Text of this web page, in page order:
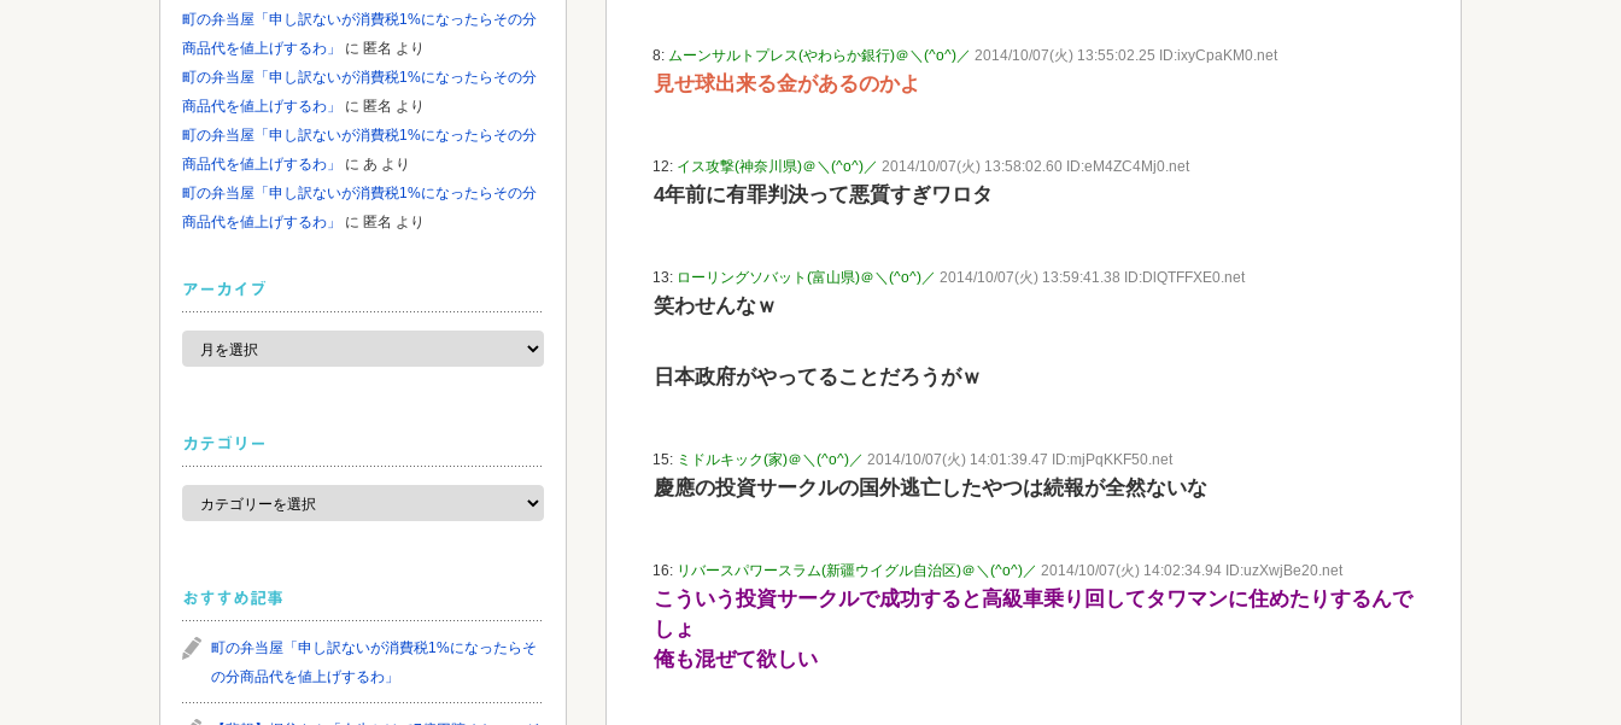
8: ムーンサルトプレス(やわらか銀行)＠＼(^o^)／ 2014/10/07(火) 13:55:02.25 ID:ixyCpaKM0.net
見せ球出来る金があるのかよ
12: イス攻撃(神奈川県)＠＼(^o^)／ 2014/10/07(火) 13:58:02.60 ID:eM4ZC4Mj0.net
4年前に有罪判決って悪質すぎワロタ
13: ローリングソバット(富山県)＠＼(^o^)／ 2014/10/07(火) 13:59:41.38 ID:DlQTFFXE0.net
笑わせんなｗ
日本政府がやってることだろうがｗ
15: ミドルキック(家)＠＼(^o^)／ 2014/10/07(火) 14:01:39.47 ID:mjPqKKF50.net
慶應の投資サークルの国外逃亡したやつは続報が全然ないな
16: リバースパワースラム(新疆ウイグル自治区)＠＼(^o^)／ 2014/10/07(火) 14:02:34.94 ID:uzXwjBe20.net
こういう投資サークルで成功すると高級車乗り回してタワマンに住めたりするんで
しょ
俺も混ぜて欲しい
町の弁当屋「申し訳ないが消費税1%になったらその分
商品代を値上げするわ」
に 匿名 より
町の弁当屋「申し訳ないが消費税1%になったらその分
商品代を値上げするわ」
に 匿名 より
町の弁当屋「申し訳ないが消費税1%になったらその分
商品代を値上げするわ」
に あ より
町の弁当屋「申し訳ないが消費税1%になったらその分
商品代を値上げするわ」
に 匿名 より
アーカイブ
ア
カ
カテゴリー
カ
ゴ
おすすめ記事
町の弁当屋「申し訳ないが消費税1%になったらそ
の分商品代を値上げするわ」